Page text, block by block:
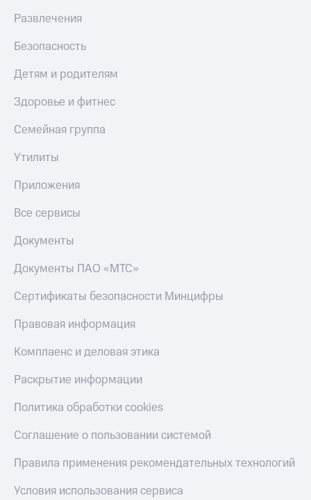
Развлечения
Безопасность
Детям и родителям
Здоровье и фитнес
Семейная группа
Утилиты
Приложения
Все сервисы
Документы
Документы ПАО «МТС»
Сертификаты безопасности Минцифры
Правовая информация
Комплаенс и деловая этика
Раскрытие информации
Политика обработки cookies
Соглашение о пользовании системой
Правила применения рекомендательных технологий
Условия использования сервиса